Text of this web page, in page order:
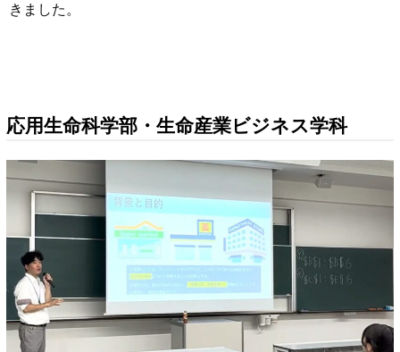
きました。
応用生命科学部・生命産業ビジネス学科